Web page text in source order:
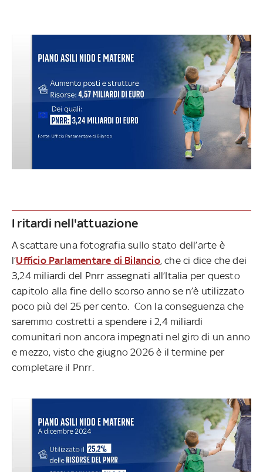
I ritardi nell'attuazione
A scattare una fotografia sullo stato dell’arte è
l’Ufficio Parlamentare di Bilancio, che ci dice che dei
3,24 miliardi del Pnrr assegnati all’Italia per questo
capitolo alla fine dello scorso anno se n’è utilizzato
poco più del 25 per cento. Con la conseguenza che
saremmo costretti a spendere i 2,4 miliardi
comunitari non ancora impegnati nel giro di un anno
e mezzo, visto che giugno 2026 è il termine per
completare il Pnrr.